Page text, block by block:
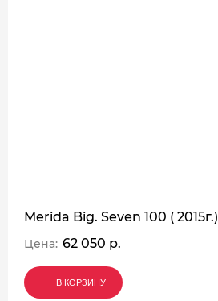
Merida Big. Seven 100 ( 2015г.)
Цена: 62 050 р.
В КОРЗИНУ
В КОРЗИНУ
В КОРЗИНУ